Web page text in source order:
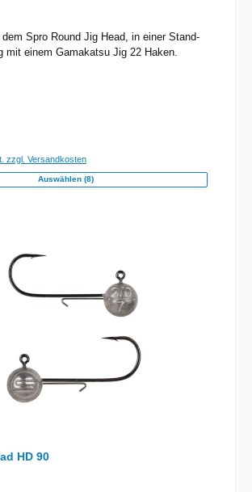
Spro Round Jig Head, in einer Stand-
mit einem Gamakatsu Jig 22 Haken.
zzgl. Versandkosten
Auswählen (8)
HD 90